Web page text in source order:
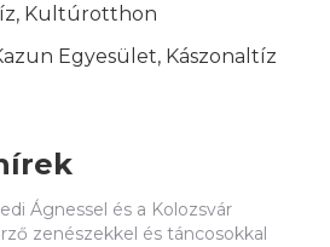
Kultúrotthon
Egyesület, Kászonaltíz
Ágnessel és a Kolozsvár
zenészekkel és táncosokkal